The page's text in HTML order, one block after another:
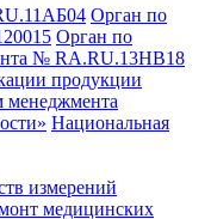
Орган по
Орган по
№ RA.RU.13HB18
продукции
менеджмента
Национальная
измерений
медицинских